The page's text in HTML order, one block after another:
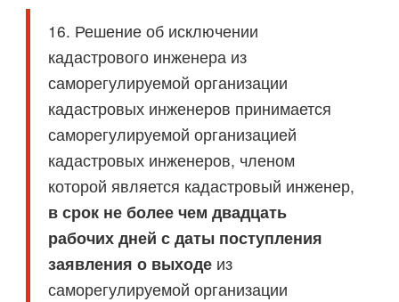
16. Решение об исключении
кадастрового инженера из
саморегулируемой организации
кадастровых инженеров принимается
саморегулируемой организацией
кадастровых инженеров, членом
которой является кадастровый инженер,
в срок не более чем двадцать
рабочих дней с даты поступления
заявления о выходе из
саморегулируемой организации